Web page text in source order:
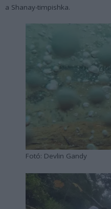
a Shanay-timpishka.
Fotó: Devlin Gandy